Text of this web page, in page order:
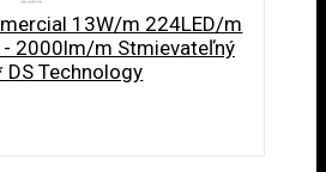
13W/m 224LED/m
- 2000lm/m Stmievateľný
Technology